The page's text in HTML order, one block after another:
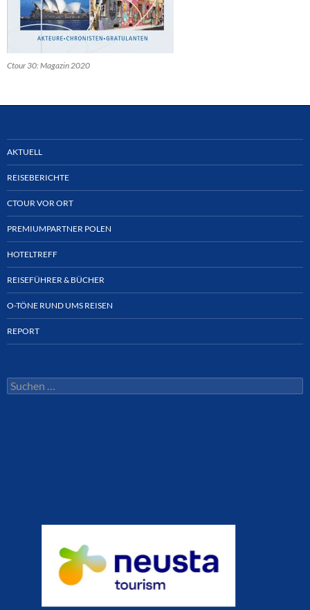
Ctour 30: Magazin 2020
AKTUELL
REISEBERICHTE
CTOUR VOR ORT
PREMIUMPARTNER POLEN
HOTELTREFF
REISEFÜHRER & BÜCHER
O-TÖNE RUND UMS REISEN
REPORT
Suchen
nach: